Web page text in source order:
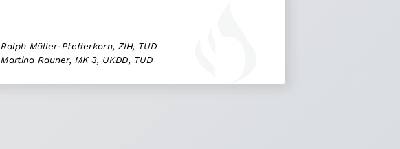
Ralph Müller-Pfefferkorn, ZIH, TUD
Martina Rauner, MK 3, UKDD, TUD